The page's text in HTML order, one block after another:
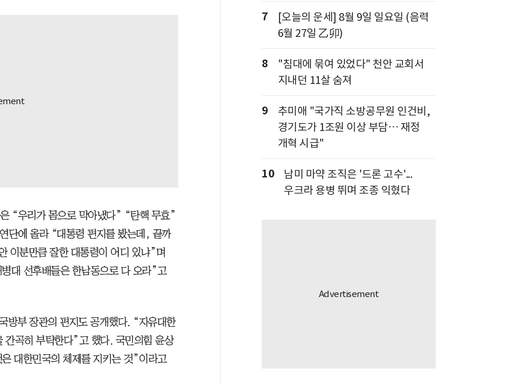
“우리가 몸으로 막아냈다” “탄핵 무효”
단에 올라 “대통령 편지를 봤는데, 끝까
이분만큼 잘한 대통령이 어디 있냐”며
대 선후배들은 한남동으로 다 오라”고
방부 장관의 편지도 공개했다. “자유대한
간곡히 부탁한다”고 했다. 국민의힘 윤상
대한민국의 체제를 지키는 것”이라고
7
[오늘의 운세] 8월 9일 일요일 (음력
6월 27일 乙卯)
8
"침대에 묶여 있었다" 천안 교회서
지내던 11살 숨져
9
추미애 "국가직 소방공무원 인건비,
경기도가 1조원 이상 부담… 재정
개혁 시급"
10
남미 마약 조직은 '드론 고수'...
우크라 용병 뛰며 조종 익혔다